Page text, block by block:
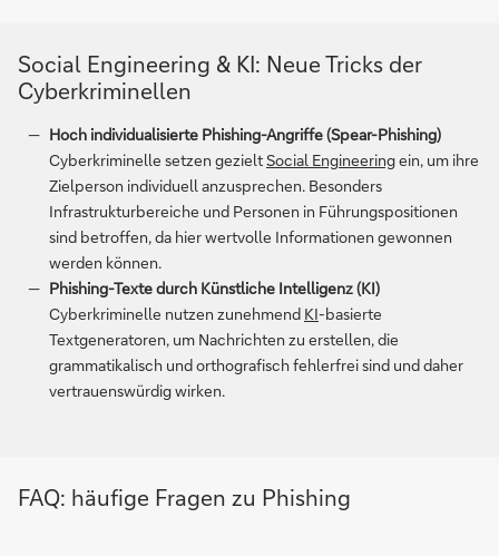
Social Engineering & KI: Neue Tricks der
Cyberkriminellen
Hoch individualisierte Phishing-Angriffe (Spear-Phishing)
Cyberkriminelle setzen gezieltSocial Engineeringein, um ihre
Zielperson individuell anzusprechen. Besonders
Infrastrukturbereiche und Personen in Führungspositionen
sind betroffen, da hier wertvolle Informationen gewonnen
werden können.
Phishing-Texte durch Künstliche Intelligenz (KI)
Cyberkriminelle nutzen zunehmend KI-basierte
Textgeneratoren, um Nachrichten zu erstellen, die
grammatikalisch und orthografisch fehlerfrei sind und daher
vertrauenswürdig wirken.
FAQ: häufige Fragen zu Phishing